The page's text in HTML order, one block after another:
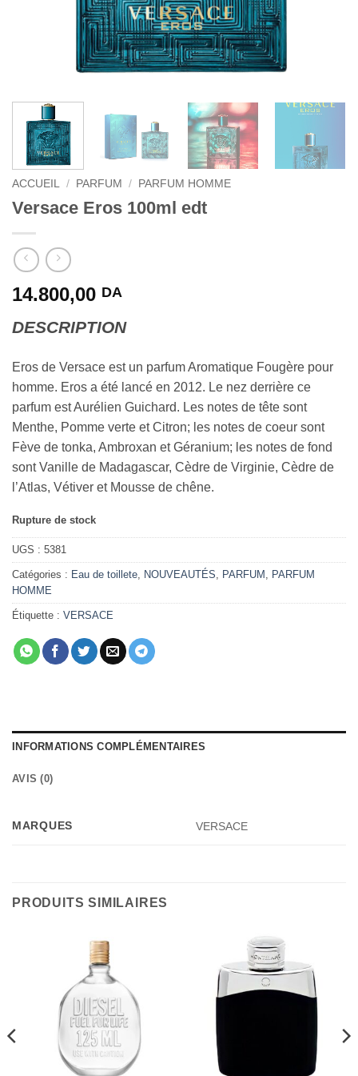
ACCUEIL / PARFUM / PARFUM HOMME
Versace Eros 100ml edt
14.800,00 DA
DESCRIPTION
Eros de Versace est un parfum Aromatique Fougère pour
homme. Eros a été lancé en 2012. Le nez derrière ce
parfum est Aurélien Guichard. Les notes de tête sont
Menthe, Pomme verte et Citron; les notes de coeur sont
Fève de tonka, Ambroxan et Géranium; les notes de fond
sont Vanille de Madagascar, Cèdre de Virginie, Cèdre de
l’Atlas, Vétiver et Mousse de chêne.
Rupture de stock
UGS : 5381
Catégories : Eau de toillete NOUVEAUTÉS PARFUM
PARFUM
HOMME
Étiquette : VERSACE
INFORMATIONS COMPLÉMENTAIRES
AVIS (0)
MARQUES VERSACE
PRODUITS SIMILAIRES